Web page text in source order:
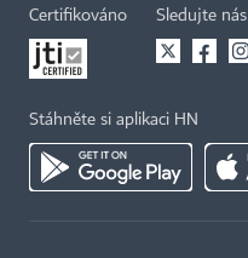
Certifikováno Sledujte nás
Stáhněte si aplikaci HN